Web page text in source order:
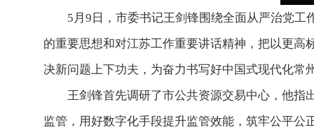
5月9日，市委书记王剑锋围绕全面从严治党工
的重要思想和对江苏工作重要讲话精神，把以更
决新问题上下功夫，为奋力书写好中国式现代化
王剑锋首先调研了市公共资源交易中心，他指
监管，用好数字化手段提升监管效能，筑牢公平